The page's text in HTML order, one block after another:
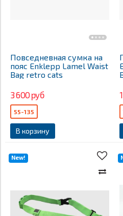
Повседневная сумка на
пояс Enklepp Lamel Waist
Bag retro cats
3 600 руб
В корзину
55-135
New!